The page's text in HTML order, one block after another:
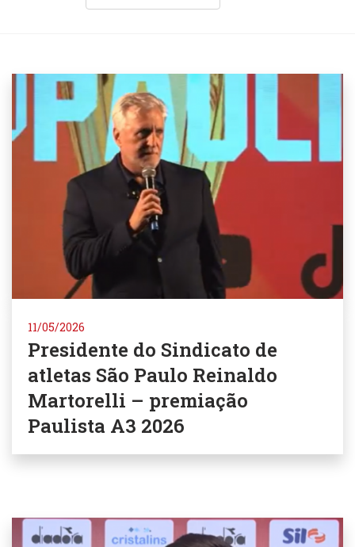
11/05/2026
Presidente do Sindicato de
atletas São Paulo Reinaldo
Martorelli – premiação
Paulista A3 2026